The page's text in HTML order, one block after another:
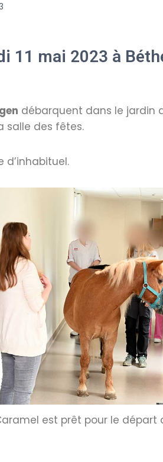
11 mai 2023 à
débarquent dans le jardin
salle des fêtes.
est prêt pour le départ